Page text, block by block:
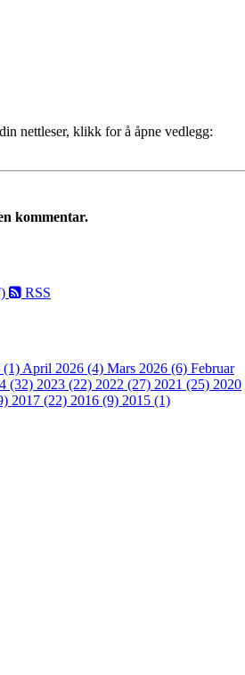
nettleser, klikk for å åpne vedlegg:
kommentar.
RSS
(1) April 2026 (4) Mars 2026 (6) Februar
(32) 2023 (22) 2022 (27) 2021 (25) 2020
2017 (22) 2016 (9) 2015 (1)